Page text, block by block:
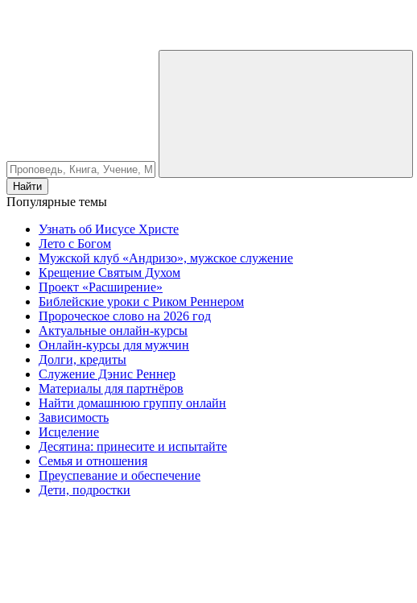
Найти
Популярные темы
Узнать об Иисусе Христе
Лето с Богом
Мужской клуб «Андризо», мужское служение
Крещение Святым Духом
Проект «Расширение»
Библейские уроки с Риком Реннером
Пророческое слово на 2026 год
Актуальные онлайн-курсы
Онлайн-курсы для мужчин
Долги, кредиты
Служение Дэнис Реннер
Материалы для партнёров
Найти домашнюю группу онлайн
Зависимость
Исцеление
Десятина: принесите и испытайте
Семья и отношения
Преуспевание и обеспечение
Дети, подростки